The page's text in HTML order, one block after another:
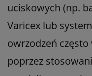
uciskowych (np.
Varicex lub
owrzodzeń
poprzez